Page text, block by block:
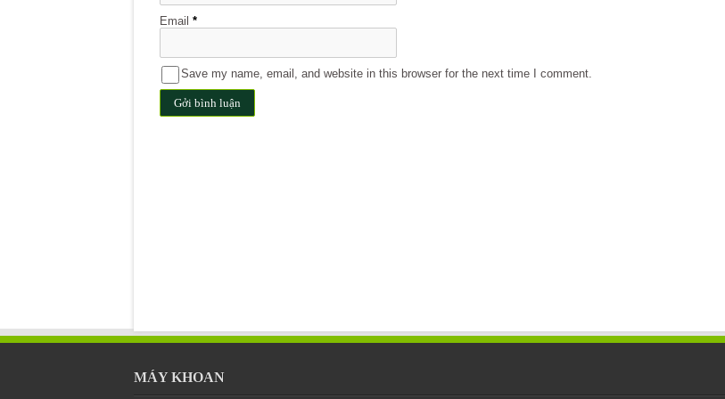
Email *
Save my name, email, and website in this browser for the next time I comment.
MÁY KHOAN